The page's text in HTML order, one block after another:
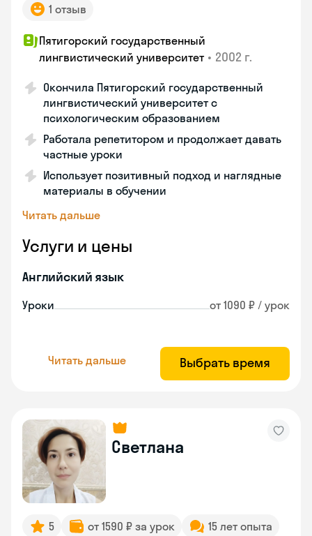
1 отзыв
Пятигорский государственный
лингвистический университет • 2002 г.
Окончила Пятигорский государственный
лингвистический университет с
психологическим образованием
Работала репетитором и продолжает давать
частные уроки
Использует позитивный подход и наглядные
материалы в обучении
Читать дальше
Услуги и цены
Английский язык
Уроки от 1090 ₽ / урок
Читать дальше Выбрать время
Светлана
5 от 1590 ₽ за урок
15 лет опыта